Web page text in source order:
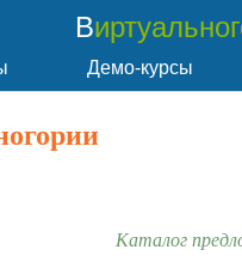
Демо-курсы
Каталог